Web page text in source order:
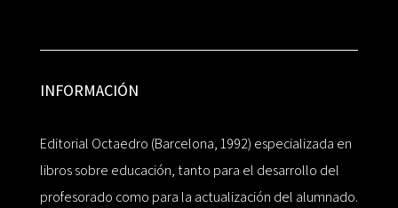
INFORMACIÓN
Editorial Octaedro (Barcelona, 1992) especializada en
libros sobre educación, tanto para el desarrollo del
profesorado como para la actualización del alumnado.